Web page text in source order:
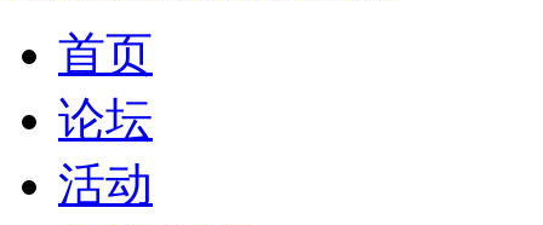
首页
论坛
活动